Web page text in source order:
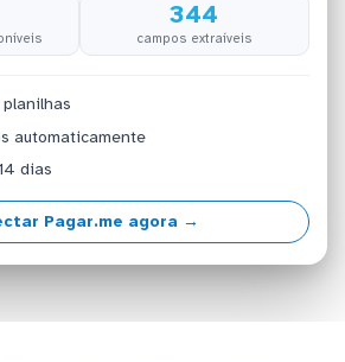
344
campos extraíveis
automaticamente
dias
Pagar.me agora →